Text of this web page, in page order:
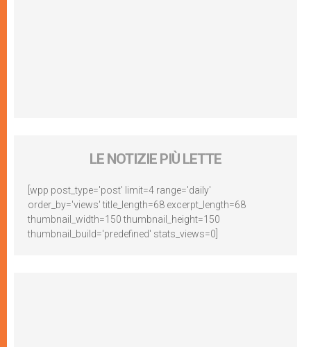
LE NOTIZIE PIÙ LETTE
[wpp post_type='post' limit=4 range='daily'
order_by='views' title_length=68 excerpt_length=68
thumbnail_width=150 thumbnail_height=150
thumbnail_build='predefined' stats_views=0]